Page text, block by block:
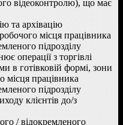
відеоконтролю), що має
та архівацію
місця працівника
підрозділу
операції з торгівлі
в готівковій формі, зони
місця працівника
підрозділу
клієнтів до/з
/ відокремленого